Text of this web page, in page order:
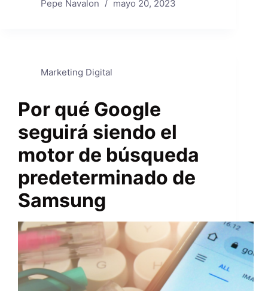
Pepe Navalon mayo 20, 2023
Marketing Digital
Por qué Google
seguirá siendo el
motor de búsqueda
predeterminado de
Samsung